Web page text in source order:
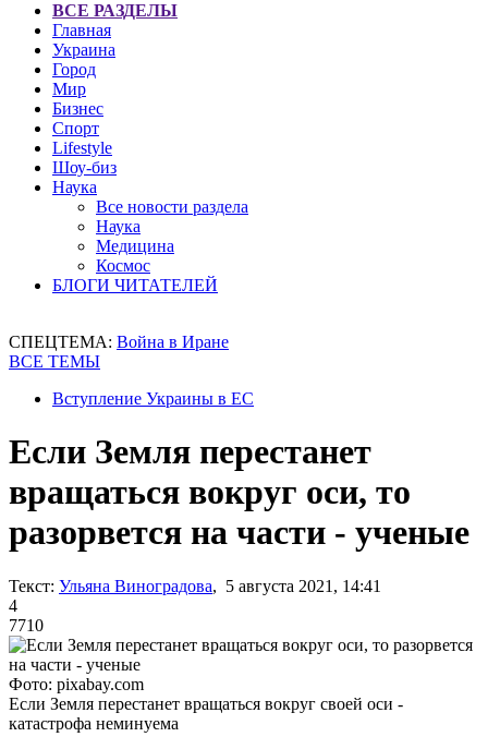
ВСЕ РАЗДЕЛЫ
Главная
Украина
Город
Мир
Бизнес
Спорт
Lifestyle
Шоу-биз
Наука
Все новости раздела
Наука
Медицина
Космос
БЛОГИ ЧИТАТЕЛЕЙ
СПЕЦТЕМА: Война в Иране
ВСЕ ТЕМЫ
Вступление Украины в ЕС
Если Земля перестанет
вращаться вокруг оси, то
разорвется на части - ученые
Текст: Ульяна Виноградова, 5 августа 2021, 14:41
4
7710
Фото: pixabay.com
Если Земля перестанет вращаться вокруг своей оси -
катастрофа неминуема